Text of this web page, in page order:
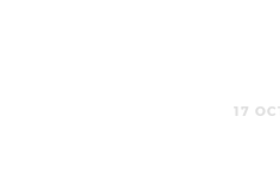
17